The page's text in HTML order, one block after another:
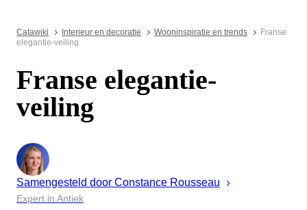
Catawiki Interieur en decoratie Wooninspiratie en trends
Franse
elegantie-veiling
Franse elegantie-
veiling
Samengesteld door Constance Rousseau
Expert in Antiek